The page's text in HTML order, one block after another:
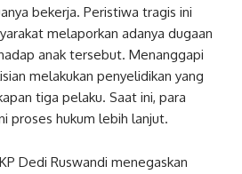
bekerja. Peristiwa tragis ini
melaporkan adanya dugaan
anak tersebut. Menanggapi
melakukan penyelidikan yang
tiga pelaku. Saat ini, para
proses hukum lebih lanjut.
Dedi Ruswandi menegaskan